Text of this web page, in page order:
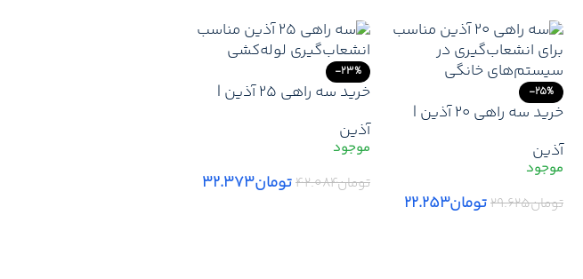
-25%
خرید سه راهی 20 آذین |
جدید آذین + ارسال سریع
آذین
تومان۲۹.۶۲۵تومان۲۲.۲۵۳
-23%
خرید سه راهی 25 آذین |
جدید آذین + ارسال سریع
آذین
تومان۴۲.۰۸۴تومان۳۲.۳۷۳